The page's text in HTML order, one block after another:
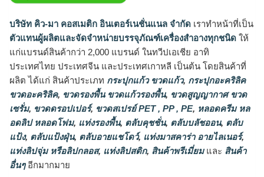
บริษัท คิว-มา คอสเมติก อินเตอร์เนชั่นแนล จำกัด เราทำหน้าที่เป็น
ตัวแทนผู้ผลิตและจัดจำหน่ายบรรจุภัณฑ์เครื่องสำอางทุกชนิด ให้
แก่แบรนด์สินค้ากว่า 2,000 แบรนด์ ในทวีปเอเชีย อาทิ
ประเทศไทย ประเทศจีน และประเทศเกาหลี เป็นต้น โดยสินค้าที่
ผลิต ได้แก่ สินค้าประเภท กระปุกแก้ว ขวดแก้ว, กระปุกอะคริลิค
ขวดอะคริลิค, ขวดรองพื้น ขวดแก้วรองพื้น, ขวดสูญญากาศ ขวด
เซรั่ม, ขวดดรอปเปอร์, ขวดสเปรย์ PET , PP , PE, หลอดครีม หล
อดลิป หลอดโฟม, แท่งรองพื้น, ตลับคุชชั่น, ตลับบลัชออน, ตลับ
แป้ง, ตลับแป้งฝุ่น, ตลับอายแชโดว์, แท่งมาสคาร่า อายไลเนอร์,
แท่งลิปจุ่ม หรือลิปกลอส, แท่งลิปสติก, สินค้าพรีเมี่ยมและ สินค้า
อื่นๆอีกมากมาย